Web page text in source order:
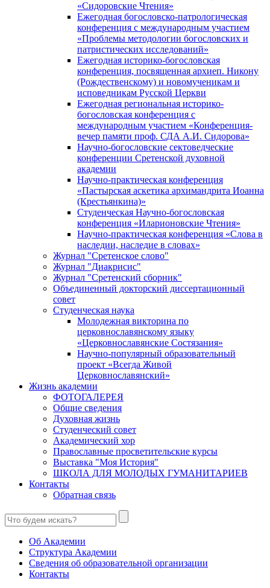
«Сидоровские Чтения»
Ежегодная богословско-патрологическая
конференция с международным участием
«Проблемы методологии богословских и
патристических исследований»
Ежегодная историко-богословская
конференция, посвященная архиеп. Никону
(Рождественскому) и новомученикам и
исповедникам Русской Церкви
Ежегодная региональная историко-
богословская конференция с
международным участием «Конференция-
вечер памяти проф. СДА А.И. Сидорова»
Научно-богословские сектоведческие
конференции Сретенской духовной
академии
Научно-практическая конференция
«Пастырская аскетика архимандрита Иоанна
(Крестьянкина)»
Студенческая Научно-богословская
конференция «Иларионовские Чтения»
Научно-практическая конференция «Cлова в
наследии, наследие в словах»
Журнал "Сретенское слово"
Журнал "Диакрисис"
Журнал "Сретенский сборник"
Объединенный докторский диссертационный
совет
Студенческая наука
Молодежная викторина по
церковнославянскому языку
«Церковнославянские Состязания»
Научно-популярный образовательный
проект «Всегда Живой
Церковнославянский»
Жизнь академии
ФОТОГАЛЕРЕЯ
Общие сведения
Духовная жизнь
Студенческий совет
Академический хор
Православные просветительские курсы
Выставка "Моя История"
ШКОЛА ДЛЯ МОЛОДЫХ ГУМАНИТАРИЕВ
Контакты
Обратная связь
Об Академии
Структура Академии
Сведения об образовательной организации
Контакты